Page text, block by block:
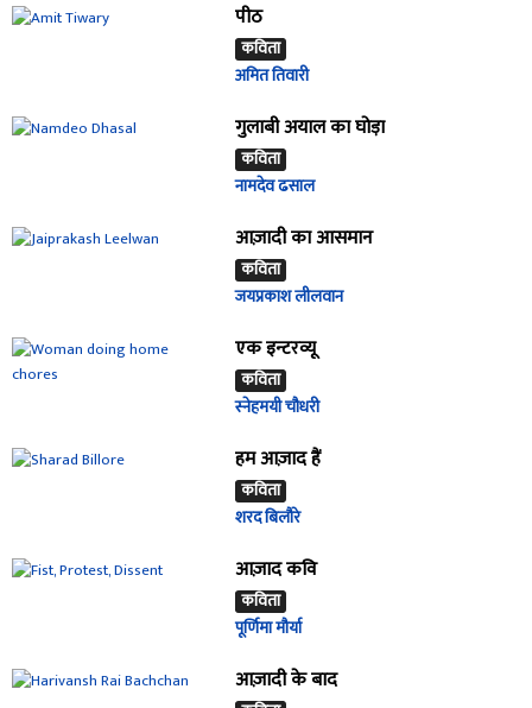
पीठ
कविता
अमित तिवारी
गुलाबी अयाल का घोड़ा
कविता
नामदेव ढसाल
आज़ादी का आसमान
कविता
जयप्रकाश लीलवान
एक इन्टरव्यू
कविता
स्नेहमयी चौधरी
हम आज़ाद हैं
कविता
शरद बिलौरे
आज़ाद कवि
कविता
पूर्णिमा मौर्या
आज़ादी के बाद